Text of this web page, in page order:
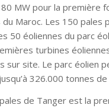
MW pour la première
Maroc. Les 150 pales
50 éoliennes du parc
turbines
sur site. Le parc éolien
326.000 tonnes de
pales de Tanger est la